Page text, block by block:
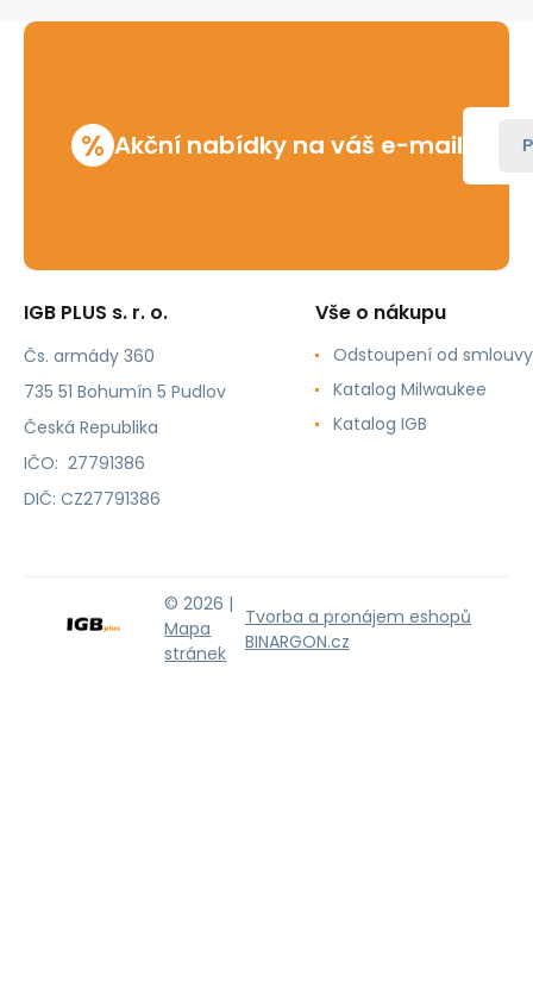
% Akční nabídky na váš e-mail
IGB PLUS s. r. o.
Čs. armády 360
735 51 Bohumín 5 Pudlov
Česká Republika
IČO: 27791386
DIČ: CZ27791386
Vše o nákupu
Odstoupení od smlouvy
Katalog Milwaukee
Katalog IGB
© 2026 |
Mapa
stránek
Tvorba a pronájem eshopů
BINARGON.cz